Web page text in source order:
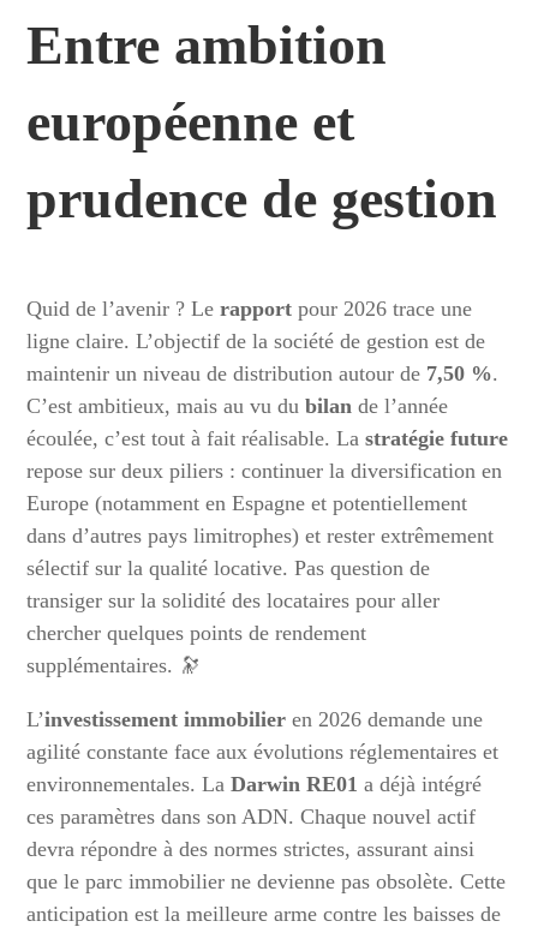
Entre ambition
européenne et
prudence de gestion
Quid de l’avenir ? Lerapport pour 2026 trace une
ligne claire. L’objectif de la société de gestion est de
maintenir un niveau de distribution autour de 7,50 %.
C’est ambitieux, mais au vu dubilan de l’année
écoulée, c’est tout à fait réalisable. Lastratégie future
repose sur deux piliers : continuer la diversification en
Europe (notamment en Espagne et potentiellement
dans d’autres pays limitrophes) et rester extrêmement
sélectif sur la qualité locative. Pas question de
transiger sur la solidité des locataires pour aller
chercher quelques points de rendement
supplémentaires. 🔭
L’investissement immobilier en 2026 demande une
agilité constante face aux évolutions réglementaires et
environnementales. LaDarwin RE01 a déjà intégré
ces paramètres dans son ADN. Chaque nouvel actif
devra répondre à des normes strictes, assurant ainsi
que le parc immobilier ne devienne pas obsolète. Cette
anticipation est la meilleure arme contre les baisses de